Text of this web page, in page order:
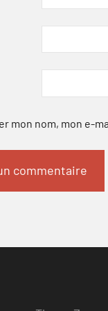
mon nom, mon e-